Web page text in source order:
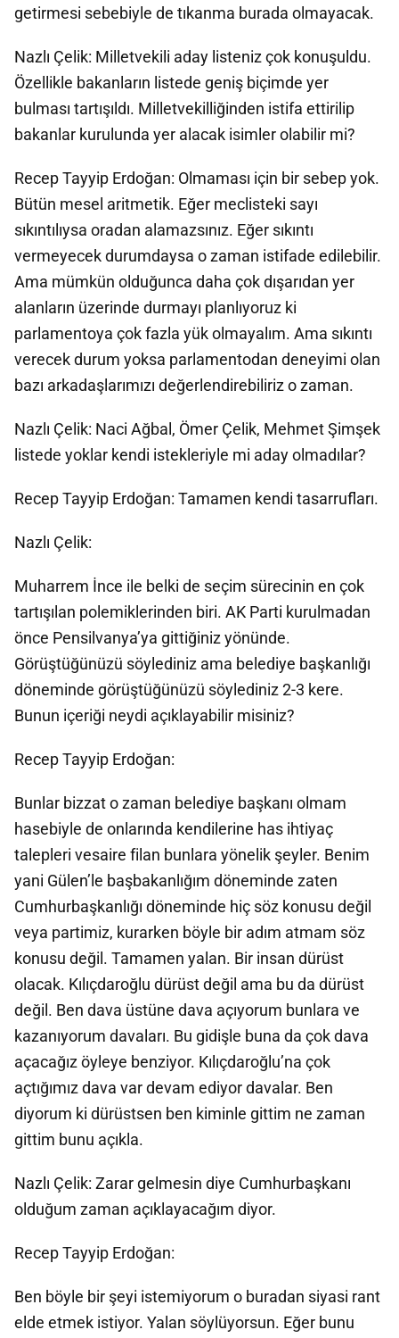
getirmesi sebebiyle de tıkanma burada olmayacak.
Nazlı Çelik: Milletvekili aday listeniz çok konuşuldu.
Özellikle bakanların listede geniş biçimde yer
bulması tartışıldı. Milletvekilliğinden istifa ettirilip
bakanlar kurulunda yer alacak isimler olabilir mi?
Recep Tayyip Erdoğan: Olmaması için bir sebep yok.
Bütün mesel aritmetik. Eğer meclisteki sayı
sıkıntılıysa oradan alamazsınız. Eğer sıkıntı
vermeyecek durumdaysa o zaman istifade edilebilir.
Ama mümkün olduğunca daha çok dışarıdan yer
alanların üzerinde durmayı planlıyoruz ki
parlamentoya çok fazla yük olmayalım. Ama sıkıntı
verecek durum yoksa parlamentodan deneyimi olan
bazı arkadaşlarımızı değerlendirebiliriz o zaman.
Nazlı Çelik: Naci Ağbal, Ömer Çelik, Mehmet Şimşek
listede yoklar kendi istekleriyle mi aday olmadılar?
Recep Tayyip Erdoğan: Tamamen kendi tasarrufları.
Nazlı Çelik:
Muharrem İnce ile belki de seçim sürecinin en çok
tartışılan polemiklerinden biri. AK Parti kurulmadan
önce Pensilvanya’ya gittiğiniz yönünde.
Görüştüğünüzü söylediniz ama belediye başkanlığı
döneminde görüştüğünüzü söylediniz 2-3 kere.
Bunun içeriği neydi açıklayabilir misiniz?
Recep Tayyip Erdoğan:
Bunlar bizzat o zaman belediye başkanı olmam
hasebiyle de onlarında kendilerine has ihtiyaç
talepleri vesaire filan bunlara yönelik şeyler. Benim
yani Gülen’le başbakanlığım döneminde zaten
Cumhurbaşkanlığı döneminde hiç söz konusu değil
veya partimiz, kurarken böyle bir adım atmam söz
konusu değil. Tamamen yalan. Bir insan dürüst
olacak. Kılıçdaroğlu dürüst değil ama bu da dürüst
değil. Ben dava üstüne dava açıyorum bunlara ve
kazanıyorum davaları. Bu gidişle buna da çok dava
açacağız öyleye benziyor. Kılıçdaroğlu’na çok
açtığımız dava var devam ediyor davalar. Ben
diyorum ki dürüstsen ben kiminle gittim ne zaman
gittim bunu açıkla.
Nazlı Çelik: Zarar gelmesin diye Cumhurbaşkanı
olduğum zaman açıklayacağım diyor.
Recep Tayyip Erdoğan:
Ben böyle bir şeyi istemiyorum o buradan siyasi rant
elde etmek istiyor. Yalan söylüyorsun. Eğer bunu